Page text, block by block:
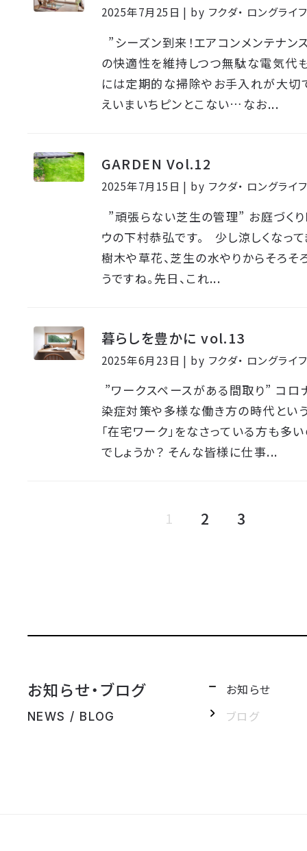
2025年7月25日 | by フクダ・ ロングライ
”シーズン到来！エアコンメンテナン
の快適性を維持しつつ無駄な電気代
には定期的な掃除やお手入れが大切
えいまいちピンとこない…なお...
GARDEN Vol.12
2025年7月15日 | by フクダ・ ロングライ
”頑張らない芝生の管理” お庭づく
ウの下村恭弘です。 少し涼しくなって
樹木や草花、芝生の水やりからそろそ
うですね。先日、これ...
暮らしを豊かに vol.13
2025年6月23日 | by フクダ・ ロングライ
”ワークスペースがある間取り” コロ
染症対策や多様な働き方の時代とい
「在宅ワーク」をなさっている方も多
でしょうか？ そんな皆様に仕事...
1 2 3
お知らせ・ブログ
NEWS / BLOG
お知らせ
ブログ